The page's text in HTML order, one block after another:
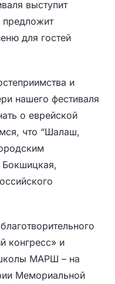
выступит
предложит
для гостей
и
нашего фестиваля
о еврейской
что “Шалаш,
Бокшицкая,
конгресс» и
МАРШ – на
Мемориальной